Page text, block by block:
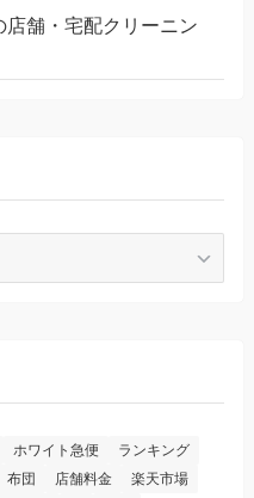
舗・宅配クリーニン
ホワイト急便
ランキング
布団 店舗料金
楽天市場